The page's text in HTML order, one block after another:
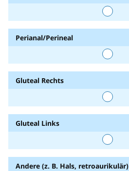
Perianal/Perineal
Gluteal Rechts
Gluteal Links
Andere (z. B. Hals, retroaurikulär)